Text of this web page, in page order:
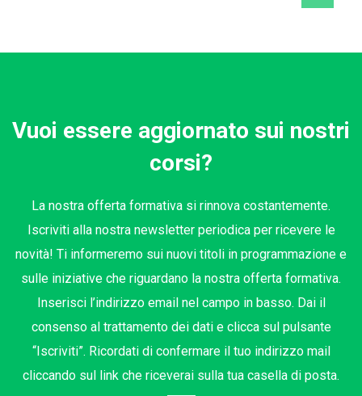
Vuoi essere aggiornato sui nostri
corsi?
La nostra offerta formativa si rinnova costantemente.
Iscriviti alla nostra newsletter periodica per ricevere le
novità! Ti informeremo sui nuovi titoli in programmazione e
sulle iniziative che riguardano la nostra offerta formativa.
Inserisci l’indirizzo email nel campo in basso. Dai il
consenso al trattamento dei dati e clicca sul pulsante
“Iscriviti”. Ricordati di confermare il tuo indirizzo mail
cliccando sul link che riceverai sulla tua casella di posta.